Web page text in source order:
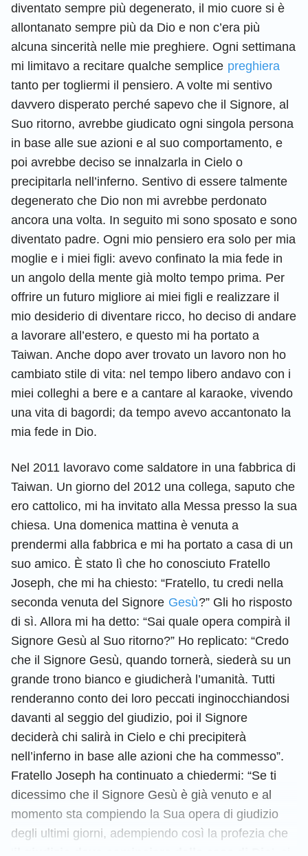
diventato sempre più degenerato, il mio cuore si è
allontanato sempre più da Dio e non c’era più
alcuna sincerità nelle mie preghiere. Ogni settimana
mi limitavo a recitare qualche semplice preghiera
tanto per togliermi il pensiero. A volte mi sentivo
davvero disperato perché sapevo che il Signore, al
Suo ritorno, avrebbe giudicato ogni singola persona
in base alle sue azioni e al suo comportamento, e
poi avrebbe deciso se innalzarla in Cielo o
precipitarla nell’inferno. Sentivo di essere talmente
degenerato che Dio non mi avrebbe perdonato
ancora una volta. In seguito mi sono sposato e sono
diventato padre. Ogni mio pensiero era solo per mia
moglie e i miei figli: avevo confinato la mia fede in
un angolo della mente già molto tempo prima. Per
offrire un futuro migliore ai miei figli e realizzare il
mio desiderio di diventare ricco, ho deciso di andare
a lavorare all’estero, e questo mi ha portato a
Taiwan. Anche dopo aver trovato un lavoro non ho
cambiato stile di vita: nel tempo libero andavo con i
miei colleghi a bere e a cantare al karaoke, vivendo
una vita di bagordi; da tempo avevo accantonato la
mia fede in Dio.
Nel 2011 lavoravo come saldatore in una fabbrica di
Taiwan. Un giorno del 2012 una collega, saputo che
ero cattolico, mi ha invitato alla Messa presso la sua
chiesa. Una domenica mattina è venuta a
prendermi alla fabbrica e mi ha portato a casa di un
suo amico. È stato lì che ho conosciuto Fratello
Joseph, che mi ha chiesto: “Fratello, tu credi nella
seconda venuta del Signore Gesù?” Gli ho risposto
di sì. Allora mi ha detto: “Sai quale opera compirà il
Signore Gesù al Suo ritorno?” Ho replicato: “Credo
che il Signore Gesù, quando tornerà, siederà su un
grande trono bianco e giudicherà l’umanità. Tutti
renderanno conto dei loro peccati inginocchiandosi
davanti al seggio del giudizio, poi il Signore
deciderà chi salirà in Cielo e chi precipiterà
nell’inferno in base alle azioni che ha commesso”.
Fratello Joseph ha continuato a chiedermi: “Se ti
dicessimo che il Signore Gesù è già venuto e al
momento sta compiendo la Sua opera di giudizio
degli ultimi giorni, adempiendo così la profezia che